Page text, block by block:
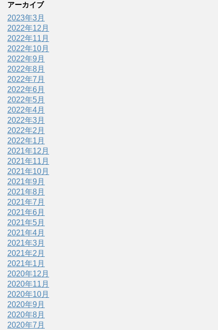
アーカイブ
2023年3月
2022年12月
2022年11月
2022年10月
2022年9月
2022年8月
2022年7月
2022年6月
2022年5月
2022年4月
2022年3月
2022年2月
2022年1月
2021年12月
2021年11月
2021年10月
2021年9月
2021年8月
2021年7月
2021年6月
2021年5月
2021年4月
2021年3月
2021年2月
2021年1月
2020年12月
2020年11月
2020年10月
2020年9月
2020年8月
2020年7月